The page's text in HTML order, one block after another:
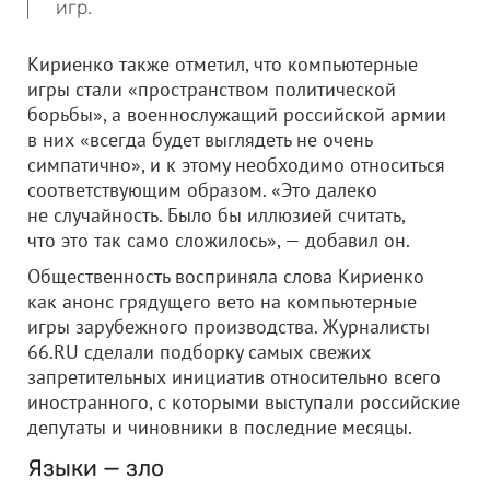
игр.
Кириенко также отметил, что компьютерные
игры стали «пространством политической
борьбы», а военнослужащий российской армии
в них «всегда будет выглядеть не очень
симпатично», и к этому необходимо относиться
соответствующим образом. «Это далеко
не случайность. Было бы иллюзией считать,
что это так само сложилось», — добавил он.
Общественность восприняла слова Кириенко
как анонс грядущего вето на компьютерные
игры зарубежного производства. Журналисты
66.RU сделали подборку самых свежих
запретительных инициатив относительно всего
иностранного, с которыми выступали российские
депутаты и чиновники в последние месяцы.
Языки — зло